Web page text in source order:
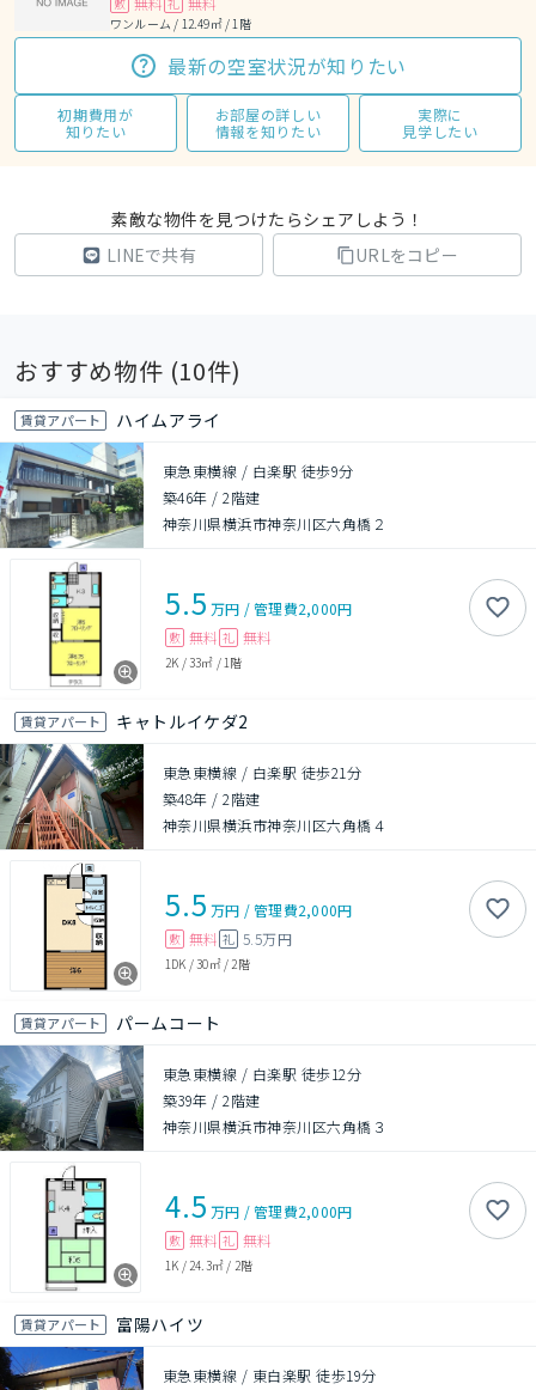
ワンルーム / 12.49㎡ / 1階
最新の空室状況が知りたい
初期費用が
知りたい
お部屋の詳しい
情報を知りたい
実際に
見学したい
素敵な物件を見つけたらシェアしよう！
LINEで共有
URLをコピー
おすすめ物件 (10件)
賃貸アパート ハイムアライ
東急東横線 / 白楽駅 徒歩9分
築46年 /2階建
神奈川県横浜市神奈川区六角橋２
5.5 万円 /管理費2,000円
敷 無料 礼 無料
2K /33㎡ / 1階
賃貸アパート キャトルイケダ2
東急東横線 / 白楽駅 徒歩21分
築48年 /2階建
神奈川県横浜市神奈川区六角橋４
5.5 万円 /管理費2,000円
敷 無料 礼 5.5万円
1DK /30㎡/ 2階
賃貸アパート パームコート
東急東横線 / 白楽駅 徒歩12分
築39年 /2階建
神奈川県横浜市神奈川区六角橋３
4.5 万円 /管理費2,000円
敷 無料 礼 無料
1K / 24.3㎡ / 2階
賃貸アパート 富陽ハイツ
東急東横線 / 東白楽駅 徒歩19分